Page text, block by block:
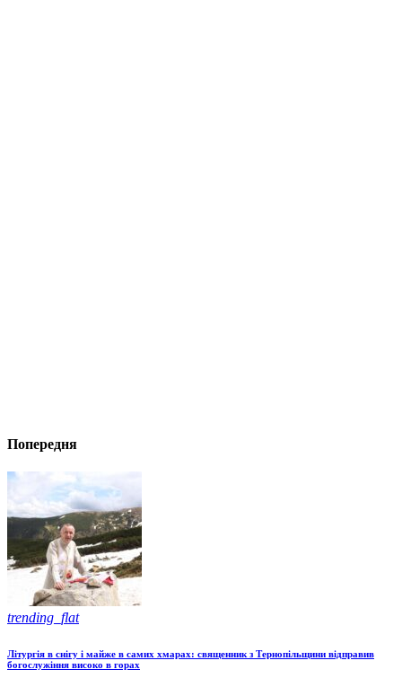
Попередня
trending_flat
Літургія в снігу і майже в самих хмарах: священник з Тернопільщини відправив
богослужіння високо в горах